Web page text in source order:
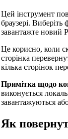
Цей інструмент
браузері. Виберіть
завантажте новий
Це корисно, коли
сторінка
кілька сторінок
Примітка щодо
виконується
завантажуються
Як